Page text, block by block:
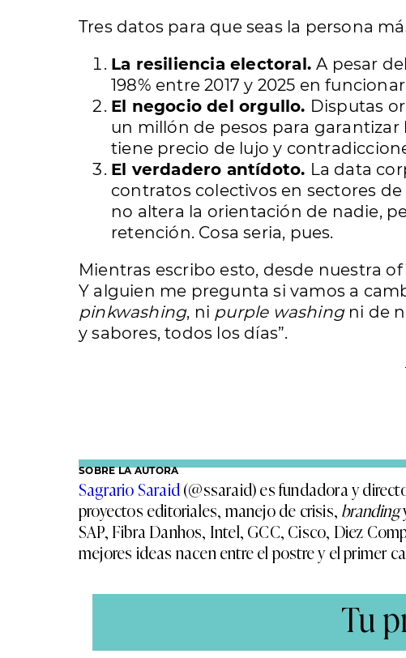
Tres datos para que seas la persona
La resiliencia electoral.A pesar
198% entre 2017 y 2025 en
El negocio del orgullo. Disputas
un millón de pesos para garantizar
tiene precio de lujo y
El verdadero antídoto. La data
contratos colectivos en sectores
no altera la orientación de nadie,
retención. Cosa seria, pues.
Mientras escribo esto, desde nuestra
Y alguien me pregunta si vamos a
pinkwashing, ni purple washingni de
y sabores, todos los días”.
SOBRE LA AUTORA
Sagrario Saraid(@ssaraid) es fundadora y
proyectos editoriales, manejo de crisis, branding
SAP, Fibra Danhos, Intel, GCC, Cisco, Diez
mejores ideas nacen entre el postre y el primer
Tu